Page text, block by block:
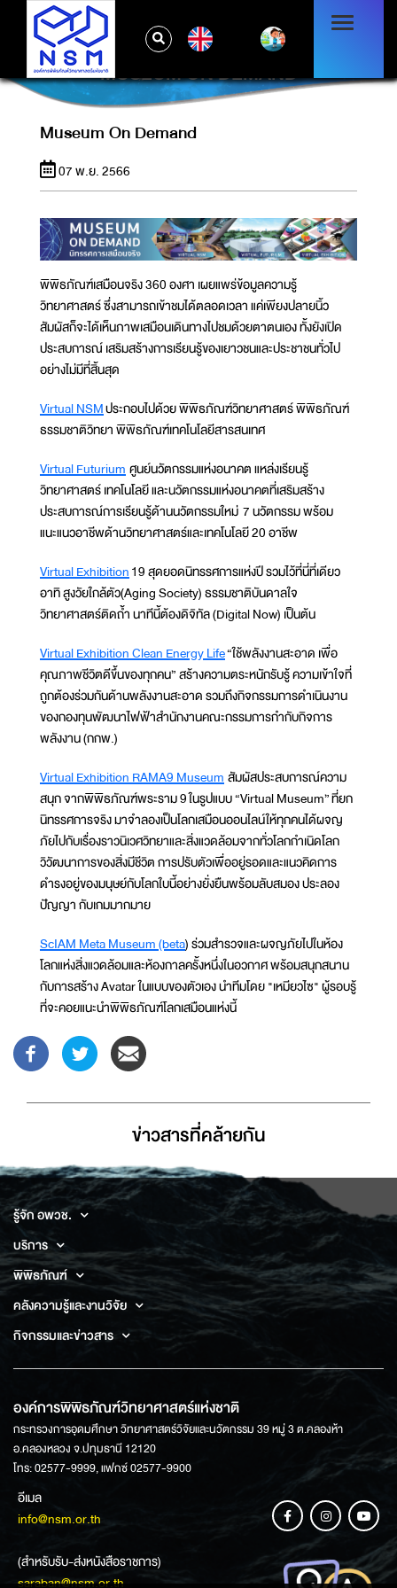
MUSEUM ON DEMAND
Museum On Demand
07 พ.ย. 2566
พิพิธภัณฑ์เสมือนจริง 360 องศา เผยแพร่ข้อมูลความรู้
วิทยาศาสตร์ ซึ่งสามารถเข้าชมได้ตลอดเวลา แค่เพียงปลายนิ้ว
สัมผัสก็จะได้เห็นภาพเสมือนเดินทางไปชมด้วยตาตนเอง ทั้งยังเปิด
ประสบการณ์ เสริมสร้างการเรียนรู้ของเยาวชนและประชาชนทั่วไป
อย่างไม่มีที่สิ้นสุด
Virtual NSMประกอบไปด้วย พิพิธภัณฑ์วิทยาศาสตร์ พิพิธภัณฑ์
ธรรมชาติวิทยา พิพิธภัณฑ์เทคโนโลยีสารสนเทศ
Virtual Futuriumศูนย์นวัตกรรมแห่งอนาคต แหล่งเรียนรู้
วิทยาศาสตร์ เทคโนโลยี และนวัตกรรมแห่งอนาคตที่เสริมสร้าง
ประสบการณ์การเรียนรู้ด้านนวัตกรรมใหม่ 7 นวัตกรรม พร้อม
แนะแนวอาชีพด้านวิทยาศาสตร์และเทคโนโลยี 20 อาชีพ
Virtual Exhibition19 สุดยอดนิทรรศการแห่งปี รวมไว้ที่นี่ที่เดียว
อาทิ สูงวัยใกล้ตัว(Aging Society) ธรรมชาติบันดาลใจ
วิทยาศาสตร์ติดถ้ำ นาทีนี้ต้องดิจิทัล (Digital Now) เป็นต้น
Virtual Exhibition Clean Energy Life“ใช้พลังงานสะอาด เพื่อ
คุณภาพชีวิตดีขึ้นของทุกคน” สร้างความตระหนักรับรู้ ความเข้าใจที่
ถูกต้องร่วมกันด้านพลังงานสะอาด รวมถึงกิจกรรมการดำเนินงาน
ของกองทุนพัฒนาไฟฟ้าสำนักงานคณะกรรมการกำกับกิจการ
พลังงาน (กกพ.)
Virtual Exhibition RAMA9 Museumสัมผัสประสบการณ์ความ
สนุก จากพิพิธภัณฑ์พระราม 9 ในรูปแบบ “Virtual Museum” ที่ยก
นิทรรศการจริง มาจำลองเป็นโลกเสมือนออนไลน์ให้ทุกคนได้ผจญ
ภัยไปกับเรื่องราวนิเวศวิทยาและสิ่งแวดล้อมจากทั่วโลกกำเนิดโลก
วิวัฒนาการของสิ่งมีชีวิต การปรับตัวเพื่ออยู่รอดและแนวคิดการ
ดำรงอยู่ของมนุษย์กับโลกใบนี้อย่างยั่งยืนพร้อมลับสมอง ประลอง
ปัญญา กับเกมมากมาย
ScIAM Meta Museum (beta) ร่วมสำรวจและผจญภัยไปในห้อง
โลกแห่งสิ่งแวดล้อมและห้องกาลครั้งหนึ่งในอวกาศ พร้อมสนุกสนาน
กับการสร้าง Avatar ในแบบของตัวเอง นำทีมโดย "เหมียวไซ" ผู้รอบรู้
ที่จะคอยแนะนำพิพิธภัณฑ์โลกเสมือนแห่งนี้
ข่าวสารที่่คล้ายกัน
รู้จัก อพวช.
บริการ
พิพิธภัณฑ์
คลังความรู้และงานวิจัย
กิจกรรมและข่าวสาร
องค์การพิพิธภัณฑ์วิทยาศาสตร์แห่งชาติ
กระทรวงการอุดมศึกษา วิทยาศาสตร์วิจัยและนวัตกรรม 39 หมู่ 3 ต.คลองห้า
อ.คลองหลวง จ.ปทุมธานี 12120
โทร: 02577-9999, แฟกซ์ 02577-9900
อีเมล
info@nsm.or.th
(สำหรับรับ-ส่งหนังสือราชการ)
saraban@nsm.or.th